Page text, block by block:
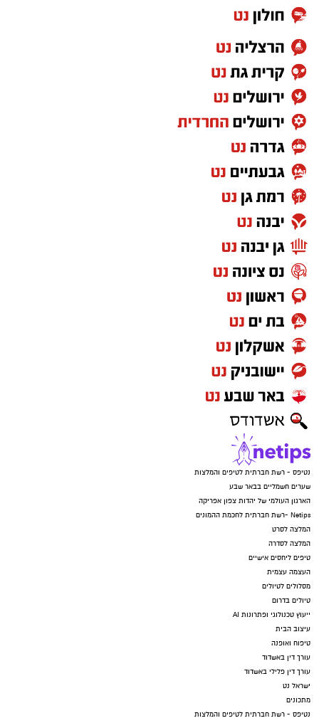
נטיפס - רשת חברתית לטיפים והמלצות
שערים חשמליים בבאר שבע
הארגון העולמי של יהדות צפון אפריקה
Netips -רשת חברתית לחכמת ההמונים
המלצה לסרט
המלצה לסדרה
טיפים ליחסים אישיים
העצמה עצמית
מסלולים לטיולים
טיולים בדרום
ייעוץ טכנולוגי ופתרונות AI
עיצוב הבית
טיפוח ואופנה
עורך דין באשדוד
עורך דין פלילי באשדוד
ישראל נט
מתכונים
נטיפס - רשת חברתית לטיפים והמלצות